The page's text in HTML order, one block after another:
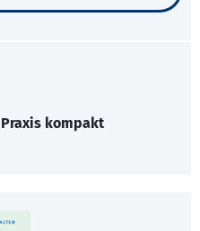
kompakt